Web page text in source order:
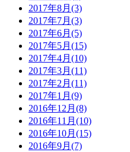
2017年8月(3)
2017年7月(3)
2017年6月(5)
2017年5月(15)
2017年4月(10)
2017年3月(11)
2017年2月(11)
2017年1月(9)
2016年12月(8)
2016年11月(10)
2016年10月(15)
2016年9月(7)